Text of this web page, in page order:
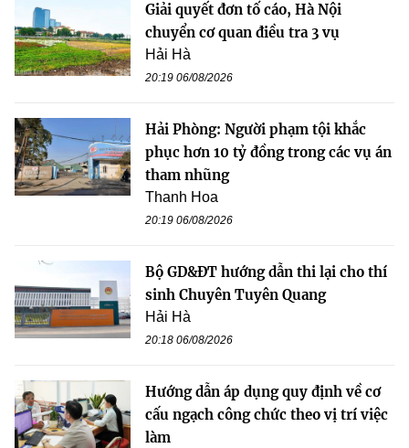
Giải quyết đơn tố cáo, Hà Nội
chuyển cơ quan điều tra 3 vụ
Hải Hà
20:19 06/08/2026
Hải Phòng: Người phạm tội khắc
phục hơn 10 tỷ đồng trong các vụ án
tham nhũng
Thanh Hoa
20:19 06/08/2026
Bộ GD&ĐT hướng dẫn thi lại cho thí
sinh Chuyên Tuyên Quang
Hải Hà
20:18 06/08/2026
Hướng dẫn áp dụng quy định về cơ
cấu ngạch công chức theo vị trí việc
làm